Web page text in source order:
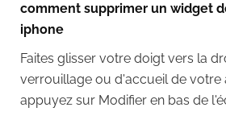
comment supprimer un widget
iphone
Faites glisser votre doigt vers la
verrouillage ou d'accueil de votre
appuyez sur Modifier en bas de